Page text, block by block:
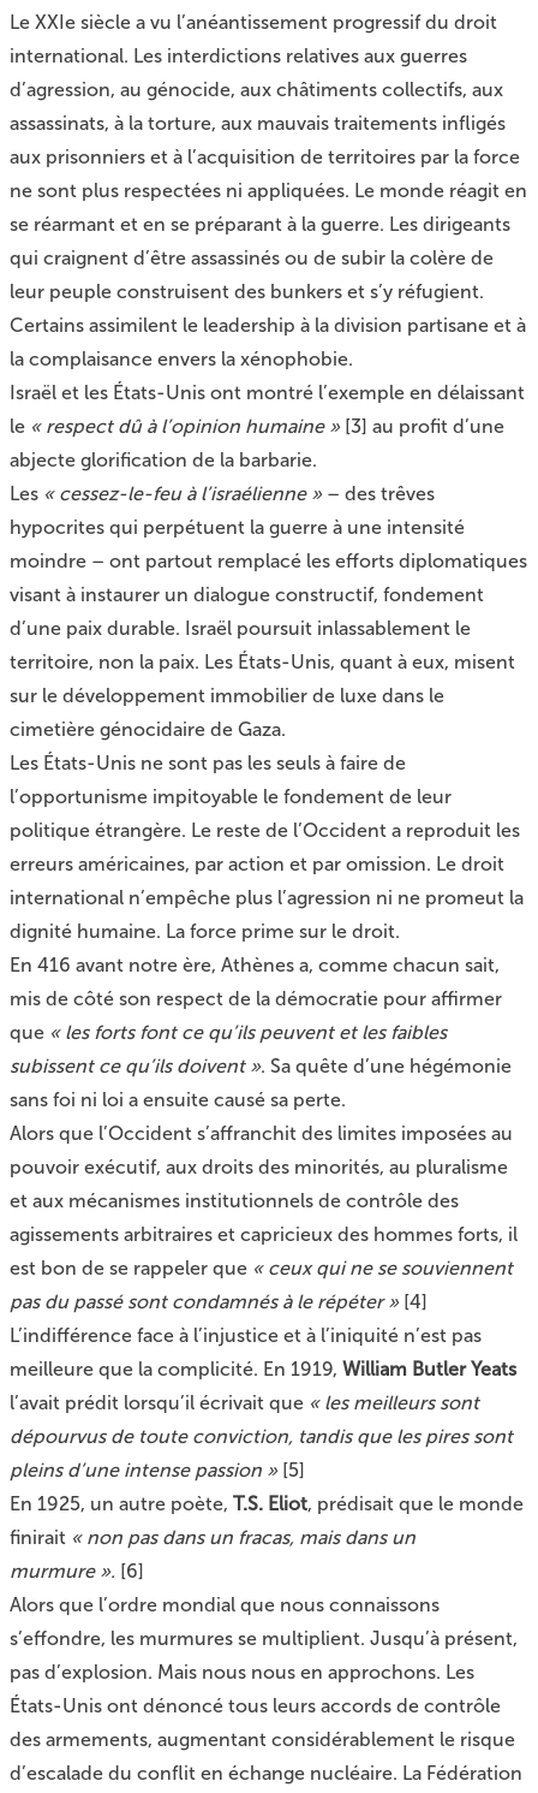
Le XXIe siècle a vu l’anéantissement progressif du droit
international. Les interdictions relatives aux guerres
d’agression, au génocide, aux châtiments collectifs, aux
assassinats, à la torture, aux mauvais traitements infligés
aux prisonniers et à l’acquisition de territoires par la force
ne sont plus respectées ni appliquées. Le monde réagit en
se réarmant et en se préparant à la guerre. Les dirigeants
qui craignent d’être assassinés ou de subir la colère de
leur peuple construisent des bunkers et s’y réfugient.
Certains assimilent le leadership à la division partisane et à
la complaisance envers la xénophobie.
Israël et les États-Unis ont montré l’exemple en délaissant
le « respect dû à l’opinion humaine »[3] au profit d’une
abjecte glorification de la barbarie.
Les « cessez-le-feu à l’israélienne »– des trêves
hypocrites qui perpétuent la guerre à une intensité
moindre – ont partout remplacé les efforts diplomatiques
visant à instaurer un dialogue constructif, fondement
d’une paix durable. Israël poursuit inlassablement le
territoire, non la paix. Les États-Unis, quant à eux, misent
sur le développement immobilier de luxe dans le
cimetière génocidaire de Gaza.
Les États-Unis ne sont pas les seuls à faire de
l’opportunisme impitoyable le fondement de leur
politique étrangère. Le reste de l’Occident a reproduit les
erreurs américaines, par action et par omission. Le droit
international n’empêche plus l’agression ni ne promeut la
dignité humaine. La force prime sur le droit.
En 416 avant notre ère, Athènes a, comme chacun sait,
mis de côté son respect de la démocratie pour affirmer
que « les forts font ce qu’ils peuvent et les faibles
subissent ce qu’ils doivent ». Sa quête d’une hégémonie
sans foi ni loi a ensuite causé sa perte.
Alors que l’Occident s’affranchit des limites imposées au
pouvoir exécutif, aux droits des minorités, au pluralisme
et aux mécanismes institutionnels de contrôle des
agissements arbitraires et capricieux des hommes forts, il
est bon de se rappeler que « ceux qui ne se souviennent
pas du passé sont condamnés à le répéter »[4]
L’indifférence face à l’injustice et à l’iniquité n’est pas
meilleure que la complicité. En 1919, William Butler Yeats
l’avait prédit lorsqu’il écrivait que « les meilleurs sont
dépourvus de toute conviction, tandis que les pires sont
pleins d’une intense passion »[5]
En 1925, un autre poète, T.S. Eliot, prédisait que le monde
finirait « non pas dans un fracas, mais dans un
murmure ». [6]
Alors que l’ordre mondial que nous connaissons
s’effondre, les murmures se multiplient. Jusqu’à présent,
pas d’explosion. Mais nous nous en approchons. Les
États-Unis ont dénoncé tous leurs accords de contrôle
des armements, augmentant considérablement le risque
d’escalade du conflit en échange nucléaire. La Fédération